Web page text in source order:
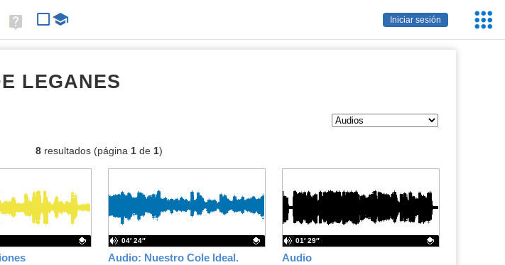
Iniciar sesión
avanzada
Ayuda
(en
LEGANES
8resultados (página 1de 1)
Audio: Nuestro Cole Ideal.
04′ 24″
Audio
01′ 29″